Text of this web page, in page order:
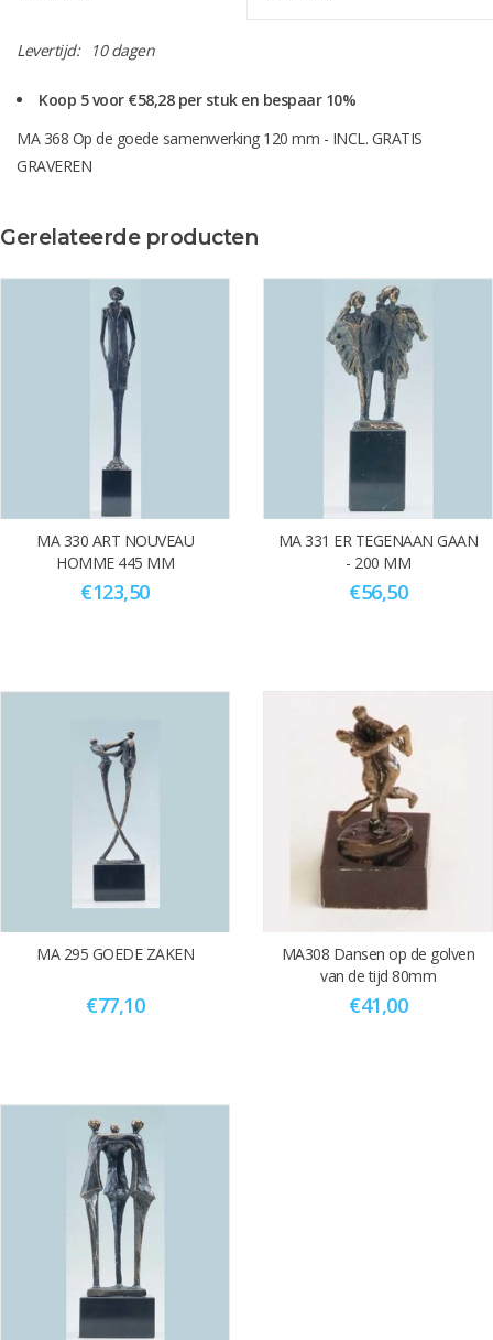
Levertijd: 10 dagen
Koop 5 voor €58,28 per stuk en bespaar 10%
MA 368 Op de goede samenwerking 120 mm - INCL. GRATIS
GRAVEREN
Gerelateerde producten
MA 330 ART NOUVEAU
HOMME 445 MM
€123,50
MA 331 ER TEGENAAN GAAN
- 200 MM
€56,50
MA 295 GOEDE ZAKEN
€77,10
MA308 Dansen op de golven
van de tijd 80mm
€41,00